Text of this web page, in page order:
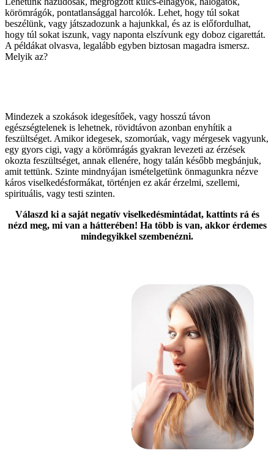
körömrágók, pontatlansággal harcolók. Lehet, hogy túl sokat
beszélünk, vagy játszadozunk a hajunkkal, és az is előfordulhat,
hogy túl sokat iszunk, vagy naponta elszívunk egy doboz cigarettát.
A példákat olvasva, legalább egyben biztosan magadra ismersz.
Melyik az?
Mindezek a szokások idegesítőek, vagy hosszú távon
egészségtelenek is lehetnek, rövidtávon azonban enyhítik a
feszültséget. Amikor idegesek, szomorúak, vagy mérgesek vagyunk,
egy gyors cigi, vagy a körömrágás gyakran levezeti az érzések
okozta feszültséget, annak ellenére, hogy talán később megbánjuk,
amit tettünk. Szinte mindnyájan ismételgetünk önmagunkra nézve
káros viselkedésformákat, történjen ez akár érzelmi, szellemi,
spirituális, vagy testi szinten.
Válaszd ki a saját negatív viselkedésmintádat, kattints rá és
nézd meg, mi van a hátterében! Ha több is van, akkor érdemes
mindegyikkel szembenézni.